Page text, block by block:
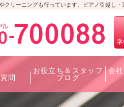
クリーニングも行っています。ピアノ引越し
問
お役立ち＆スタッフ
ブログ
会